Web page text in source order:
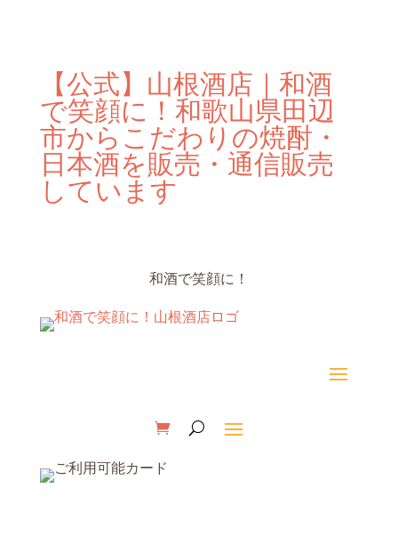
【公式】山根酒店｜和酒
で笑顔に！和歌山県田辺
市からこだわりの焼酎・
日本酒を販売・通信販売
しています
和酒で笑顔に！